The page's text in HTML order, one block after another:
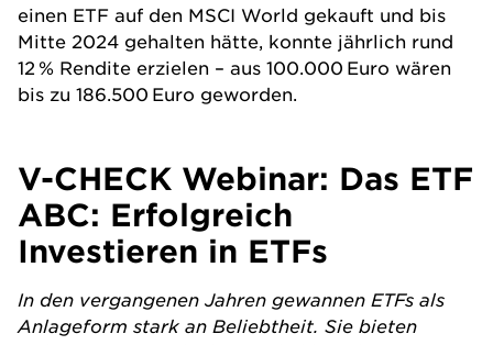
einen ETF auf den MSCI World gekauft und bis
Mitte 2024 gehalten hätte, konnte jährlich rund
12 % Rendite erzielen – aus 100.000 Euro wären
bis zu 186.500 Euro geworden.
V-CHECK Webinar: Das ETF
ABC: Erfolgreich
Investieren in ETFs
‌In den vergangenen Jahren gewannen ETFs als
Anlageform stark an Beliebtheit. Sie bieten